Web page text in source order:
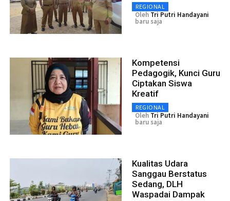
REGIONAL
Oleh Tri Putri Handayani
baru saja
Kompetensi
Pedagogik, Kunci Guru
Ciptakan Siswa
Kreatif
REGIONAL
Oleh Tri Putri Handayani
baru saja
Kualitas Udara
Sanggau Berstatus
Sedang, DLH
Waspadai Dampak